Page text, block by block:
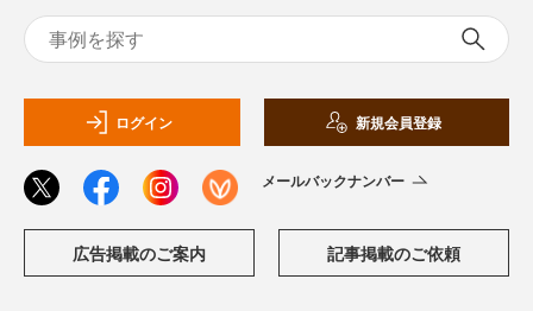
ログイン 新規会員登録
メールバックナンバー
広告掲載のご案内 記事掲載のご依頼